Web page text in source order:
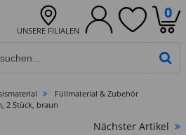
UNSERE FILIALEN
0
Füllmaterial & Zubehör
2 Stück, braun
Nächster Artikel